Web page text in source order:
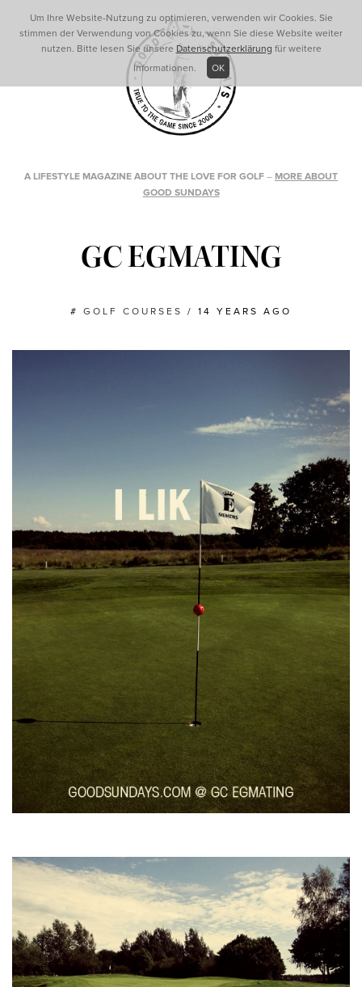
A LIFESTYLE MAGAZINE ABOUT THE LOVE FOR GOLF – MORE ABOUT
GOOD SUNDAYS
GC EGMATING
# GOLF COURSES / 14 YEARS AGO
Um Ihre Website-Nutzung zu optimieren, verwenden wir Cookies. Sie
stimmen der Verwendung von Cookies zu, wenn Sie diese Website weiter
nutzen. Bitte lesen Sie unsere Datenschutzerklärung für weitere
Informationen.
OK